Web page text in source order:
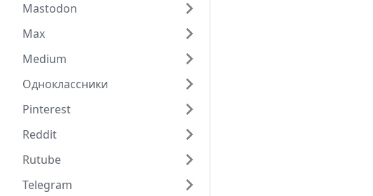
Mastodon
Max
Medium
Одноклассники
Pinterest
Reddit
Rutube
Telegram